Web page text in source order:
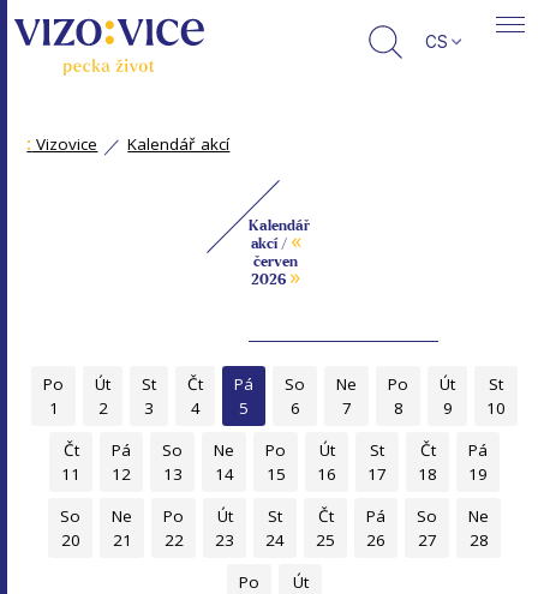
CS
: Vizovice Kalendář akcí
Kalendář
akcí / «
červen
2026 »
Po
1
Út
2
St
3
Čt
4
Pá
5
So
6
Ne
7
Po
8
Út
9
St
10
Čt
11
Pá
12
So
13
Ne
14
Po
15
Út
16
St
17
Čt
18
Pá
19
So
20
Ne
21
Po
22
Út
23
St
24
Čt
25
Pá
26
So
27
Ne
28
Po
Út